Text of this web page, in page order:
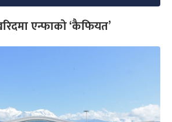
एन्फाको ‘कैफियत’